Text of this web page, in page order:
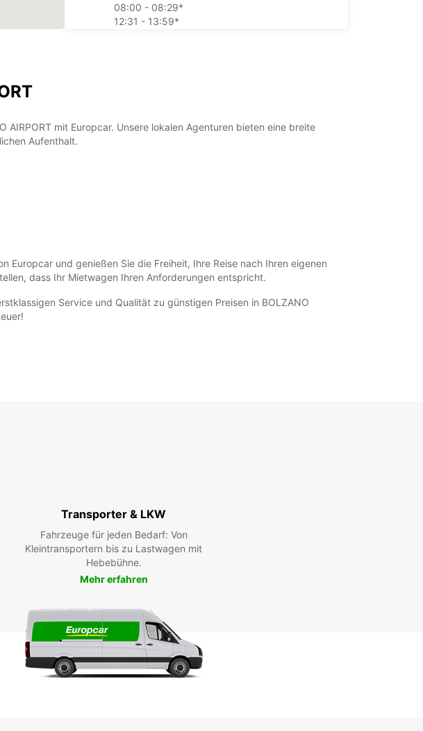
08:00 - 08:29*
12:31 - 13:59*
SA:
Feiertagen variieren.
+39 (0471) 252152
mit Europcar. Unsere lokalen Agenturen bieten eine breite
Aufenthalt.
Europcar und genießen Sie die Freiheit, Ihre Reise nach Ihren eigenen
dass Ihr Mietwagen Ihren Anforderungen entspricht.
Service und Qualität zu günstigen Preisen in BOLZANO
Transporter & LKW
Fahrzeuge für jeden Bedarf: Von
Kleintransportern bis zu Lastwagen mit
Hebebühne.
Mehr erfahren